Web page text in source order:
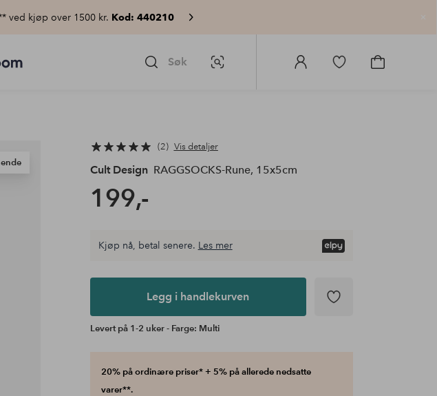
ved kjøp over 1500 kr. Kod: 440210
Søk Bildesøk
Logg
Gå
Gå
2 Vis detaljer
Cult Design RAGGSOCKS-Rune, 15x5cm
199,-
Kjøp nå, betal senere. Les mer
Legg i handlekurven
Levert på 1-2 uker - Farge: Multi
20% på ordinære priser* + 5% på allerede nedsatte
varer**.